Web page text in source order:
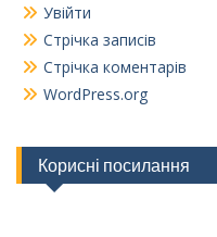
Увійти
Стрічка записів
Стрічка коментарів
WordPress.org
Корисні посилання